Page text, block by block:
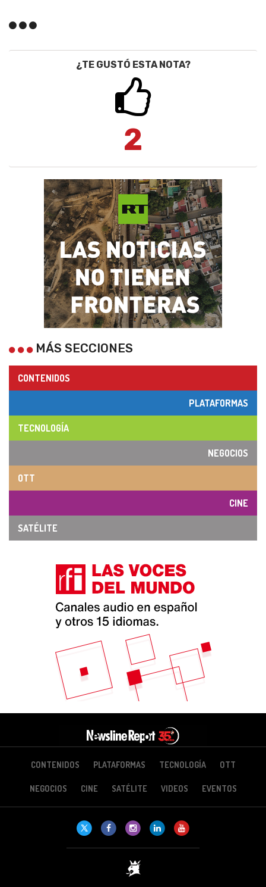
¿TE GUSTÓ ESTA NOTA?
2
MÁS SECCIONES
CONTENIDOS
PLATAFORMAS
TECNOLOGÍA
NEGOCIOS
OTT
CINE
SATÉLITE
CONTENIDOS PLATAFORMAS TECNOLOGÍA OTT
NEGOCIOS CINE SATÉLITE VIDEOS EVENTOS